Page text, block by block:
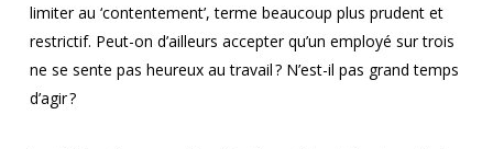
limiter au ‘contentement’, terme beaucoup plus prudent et
restrictif. Peut-on d’ailleurs accepter qu’un employé sur trois
ne se sente pas heureux au travail ? N’est-il pas grand temps
d’agir ?